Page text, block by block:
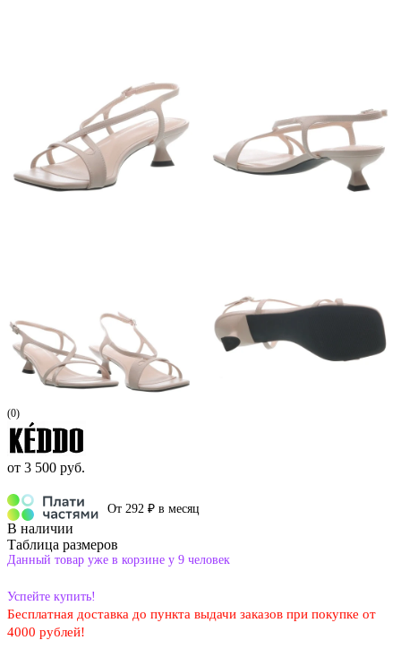
(0)
от 3 500 руб.
От 292 ₽ в месяц
В наличии
Таблица размеров
Данный товар уже в корзине у 9 человек
Успейте купить!
Бесплатная доставка до пункта выдачи заказов при покупке от
4000 рублей!